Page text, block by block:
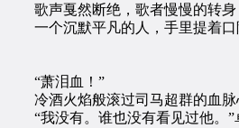
歌声戛然断绝，歌者慢慢的转身
一个沉默平凡的人，手里提着口
“萧泪血！”
冷酒火焰般滚过司马超群的血脉
“我没有。谁也没有看见过他。”